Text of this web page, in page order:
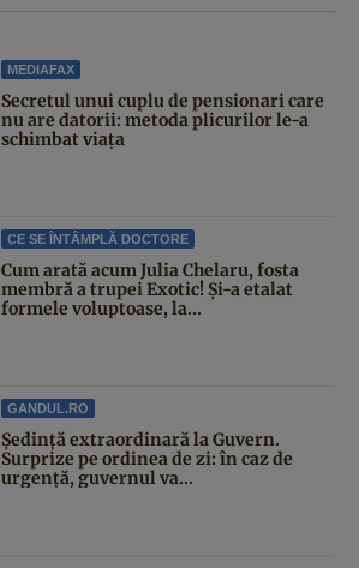
MEDIAFAX
Secretul unui cuplu de pensionari care
nu are datorii: metoda plicurilor le-a
schimbat viața
CE SE ÎNTÂMPLĂ DOCTORE
Cum arată acum Julia Chelaru, fosta
membră a trupei Exotic! Și-a etalat
formele voluptoase, la...
GANDUL.RO
Şedinţă extraordinară la Guvern.
Surprize pe ordinea de zi: în caz de
urgență, guvernul va...